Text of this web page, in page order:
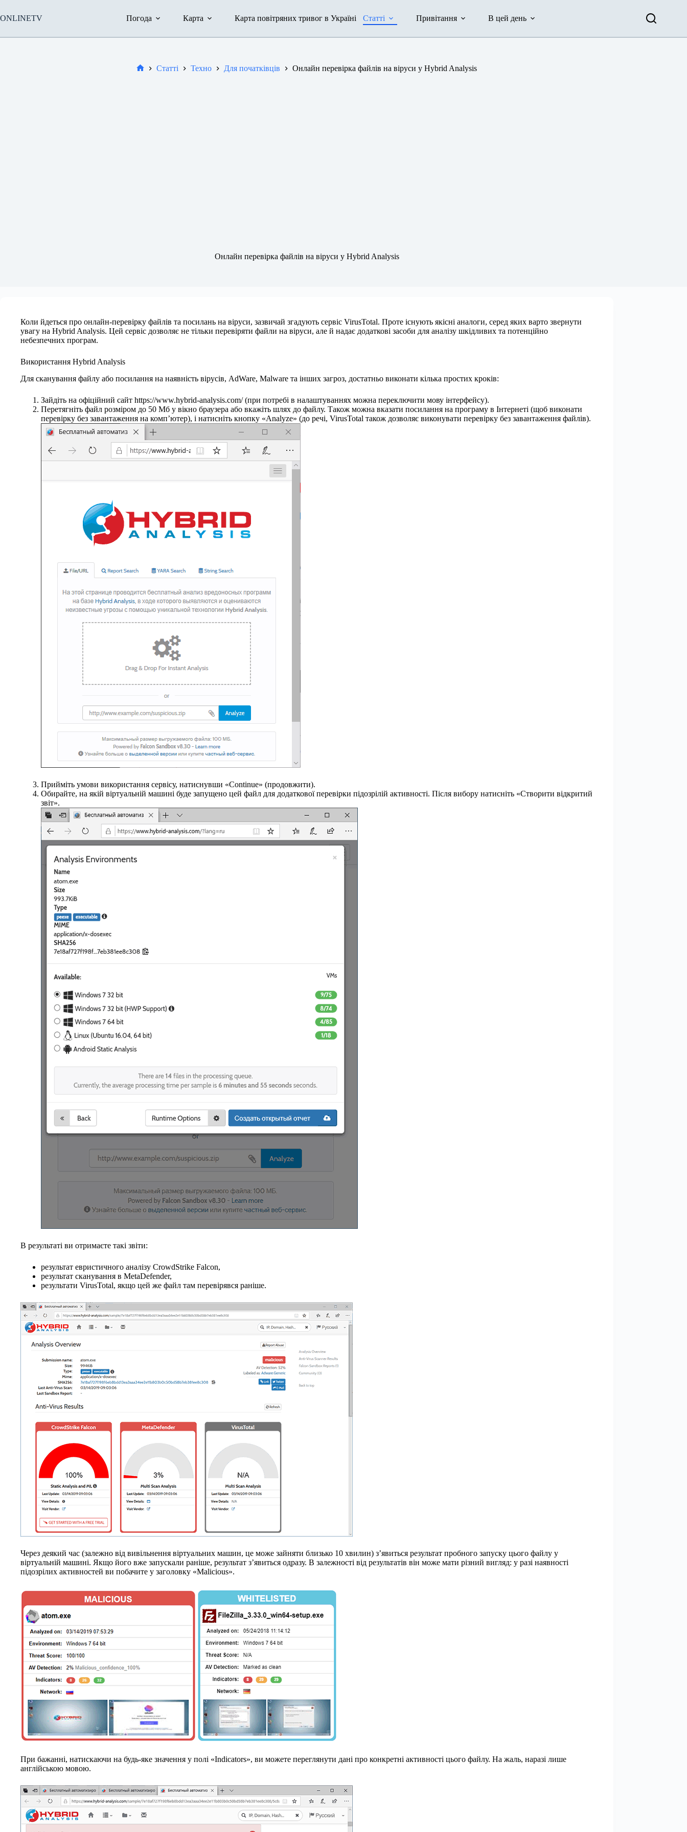
вмісту
ONLINETV Погода Карта Карта повітряних тривог в Україні Статті Привітання В цей день
Статті Техно Для початківців Онлайн перевірка файлів на віруси у Hybrid Analysis
Онлайн перевірка файлів на віруси у Hybrid Analysis
Коли йдеться про онлайн-перевірку файлів та посилань на віруси, зазвичай згадують сервіс VirusTotal. Проте існують якісні аналоги, серед яких варто звернути
увагу на Hybrid Analysis. Цей сервіс дозволяє не тільки перевіряти файли на віруси, але й надає додаткові засоби для аналізу шкідливих та потенційно
небезпечних програм.
Використання Hybrid Analysis
Для сканування файлу або посилання на наявність вірусів, AdWare, Malware та інших загроз, достатньо виконати кілька простих кроків:
Зайдіть на офіційний сайт https://www.hybrid-analysis.com/ (при потребі в налаштуваннях можна переключити мову інтерфейсу).
Перетягніть файл розміром до 50 Мб у вікно браузера або вкажіть шлях до файлу. Також можна вказати посилання на програму в Інтернеті (щоб виконати
перевірку без завантаження на комп’ютер), і натисніть кнопку «Analyze» (до речі, VirusTotal також дозволяє виконувати перевірку без завантаження файлів).
Прийміть умови використання сервісу, натиснувши «Continue» (продовжити).
Обирайте, на якій віртуальній машині буде запущено цей файл для додаткової перевірки підозрілій активності. Після вибору натисніть «Створити відкритий
звіт».
В результаті ви отримаєте такі звіти:
результат евристичного аналізу CrowdStrike Falcon,
результат сканування в MetaDefender,
результати VirusTotal, якщо цей же файл там перевірявся раніше.
Через деякий час (залежно від вивільнення віртуальних машин, це може зайняти близько 10 хвилин) з’явиться результат пробного запуску цього файлу у
віртуальній машині. Якщо його вже запускали раніше, результат з’явиться одразу. В залежності від результатів він може мати різний вигляд: у разі наявності
підозрілих активностей ви побачите у заголовку «Malicious».
При бажанні, натискаючи на будь-яке значення у полі «Indicators», ви можете переглянути дані про конкретні активності цього файлу. На жаль, наразі лише
англійською мовою.